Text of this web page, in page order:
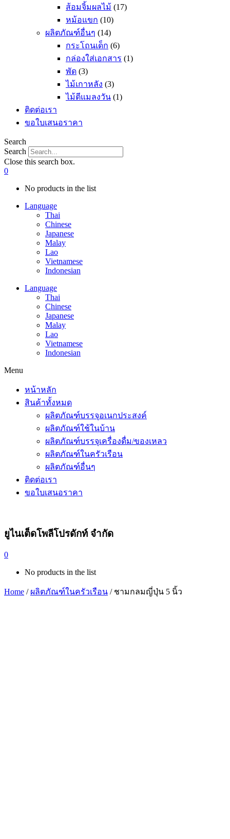
ส้อมจิ้มผลไม้ (17)
หม้อแขก (10)
ผลิตภัณฑ์อื่นๆ (14)
กระโถนเด็ก (6)
กล่องใส่เอกสาร (1)
พัด (3)
ไม้เกาหลัง (3)
ไม้ตีแมลงวัน (1)
ติดต่อเรา
ขอใบเสนอราคา
Search
Search
Close this search box.
0
No products in the list
Language
Thai
Chinese
Japanese
Malay
Lao
Vietnamese
Indonesian
Language
Thai
Chinese
Japanese
Malay
Lao
Vietnamese
Indonesian
Menu
หน้าหลัก
สินค้าทั้งหมด
ผลิตภัณฑ์บรรจุอเนกประสงค์
ผลิตภัณฑ์ใช้ในบ้าน
ผลิตภัณฑ์บรรจุเครื่องดื่ม/ของเหลว
ผลิตภัณฑ์ในครัวเรือน
ผลิตภัณฑ์อื่นๆ
ติดต่อเรา
ขอใบเสนอราคา
ยูไนเต็ดโพลีโปรดักท์ จำกัด
0
No products in the list
Home / ผลิตภัณฑ์ในครัวเรือน / ชามกลมญี่ปุ่น 5 นิ้ว